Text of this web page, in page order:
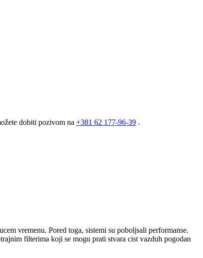
dobiti pozivom na +381 62 177-96-39 .
vremenu. Pored toga, sistemi su poboljsali performanse.
filterima koji se mogu prati stvara cist vazduh pogodan